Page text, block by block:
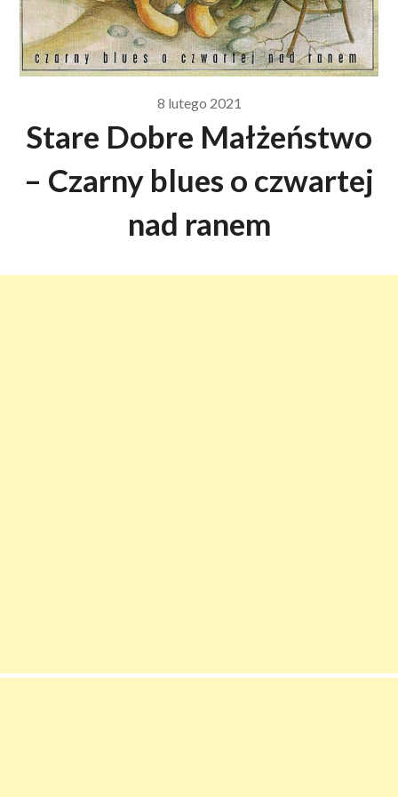
8 lutego 2021
Stare Dobre Małżeństwo
– Czarny blues o czwartej
nad ranem